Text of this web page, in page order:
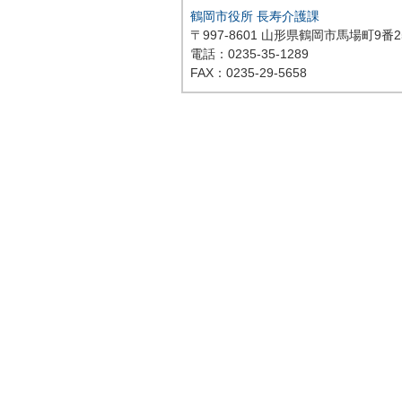
鶴岡市役所 長寿介護課
〒997-8601 山形県鶴岡市馬場町9番
電話：0235-35-1289
FAX：0235-29-5658